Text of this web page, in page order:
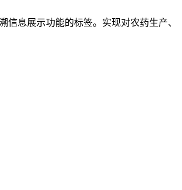
息展示功能的标签。实现对农药生产、